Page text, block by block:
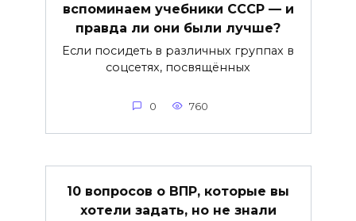
вспоминаем учебники СССР — и
правда ли они были лучше?
Если посидеть в различных группах в
соцсетях, посвящённых
0 760
10 вопросов о ВПР, которые вы
хотели задать, но не знали